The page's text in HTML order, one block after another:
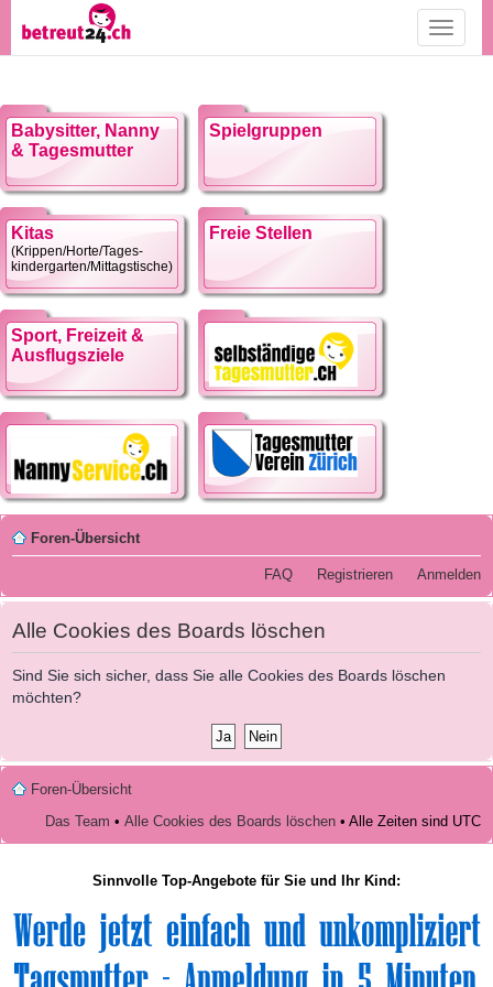
Toggle
Babysitter, Nanny
& Tagesmutter
Spielgruppen
Kitas
(Krippen/Horte/Tages-
kindergarten/Mittagstische)
Freie Stellen
Sport, Freizeit &
Ausflugsziele
Foren-Übersicht
FAQ Registrieren Anmelden
Alle Cookies des Boards löschen
Sind Sie sich sicher, dass Sie alle Cookies des Boards löschen
möchten?
Foren-Übersicht
Das Team • Alle Cookies des Boards löschen • Alle Zeiten sind UTC
Sinnvolle Top-Angebote für Sie und Ihr Kind: